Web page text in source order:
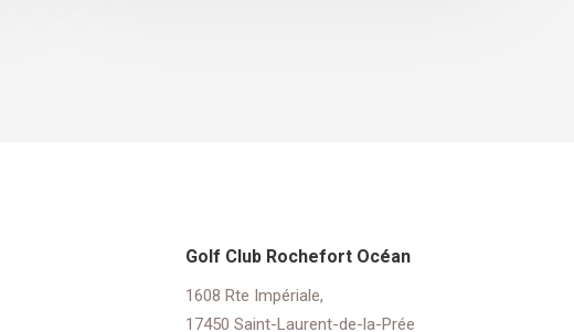
Golf Club Rochefort Océan
1608 Rte Impériale,
17450 Saint-Laurent-de-la-Prée